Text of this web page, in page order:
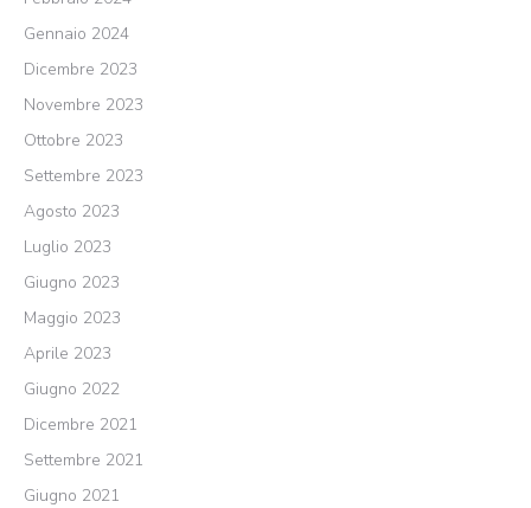
Gennaio 2024
Dicembre 2023
Novembre 2023
Ottobre 2023
Settembre 2023
Agosto 2023
Luglio 2023
Giugno 2023
Maggio 2023
Aprile 2023
Giugno 2022
Dicembre 2021
Settembre 2021
Giugno 2021